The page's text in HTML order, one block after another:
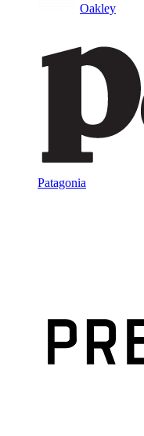
Oakley
Patagonia